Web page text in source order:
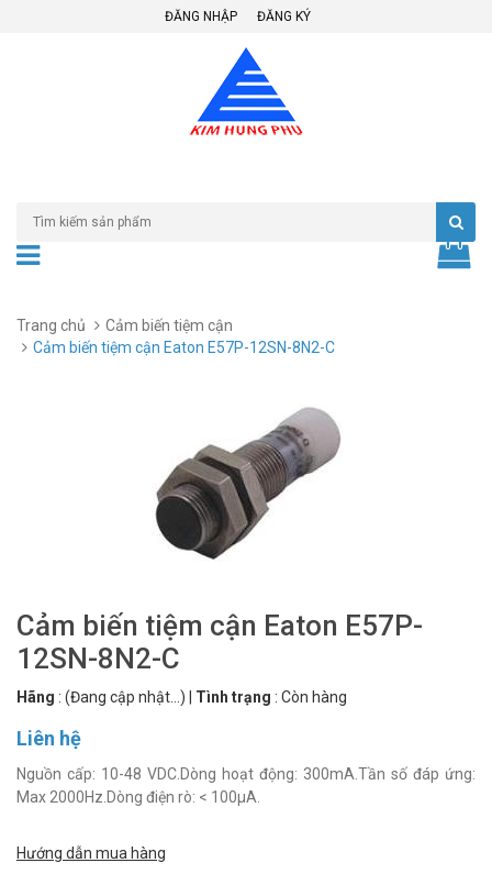
ĐĂNG NHẬP ĐĂNG KÝ
Trang chủ
Cảm biến tiệm cận
Cảm biến tiệm cận Eaton E57P-12SN-8N2-C
Cảm biến tiệm cận Eaton E57P-
12SN-8N2-C
Hãng : (Đang cập nhật...) Tình trạng : Còn hàng
Liên hệ
Nguồn cấp: 10-48 VDC.Dòng hoạt động: 300mA.Tần số đáp ứng:
Max 2000Hz.Dòng điện rò: < 100µA.
Hướng dẫn mua hàng